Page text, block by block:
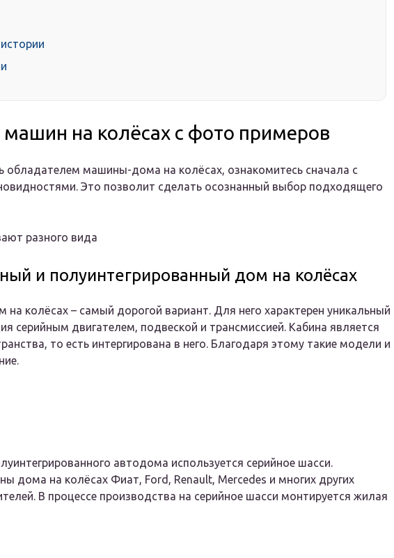
на колёсах с фото примеров
обладателем машины-дома на колёсах, ознакомитесь сначала с
Это позволит сделать осознанный выбор подходящего
разного вида
и полуинтегрированный дом на колёсах
на колёсах – самый дорогой вариант. Для него характерен уникальный
серийным двигателем, подвеской и трансмиссией. Кабина является
то есть интергирована в него. Благодаря этому такие модели и
автодома используется серийное шасси.
дома на колёсах Фиат, Ford, Renault, Mercedes и многих других
В процессе производства на серийное шасси монтируется жилая